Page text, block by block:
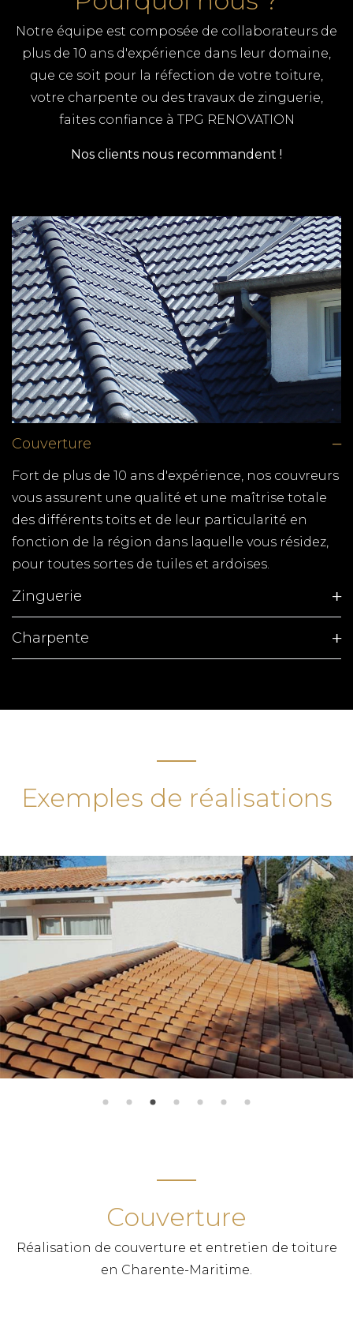
Notre équipe est composée de collaborateurs de
plus de 10 ans d'expérience dans leur domaine,
que ce soit pour la réfection de votre toiture,
votre charpente ou des travaux de zinguerie,
faites confiance à TPG RENOVATION
Nos clients nous recommandent !
Couverture
Fort de plus de 10 ans d'expérience, nos couvreurs
vous assurent une qualité et une maîtrise totale
des différents toits et de leur particularité en
fonction de la région dans laquelle vous résidez,
pour toutes sortes de tuiles et ardoises.
Zinguerie
Charpente
Exemples de réalisations
Couverture
Réalisation de couverture et entretien de toiture
en Charente-Maritime.